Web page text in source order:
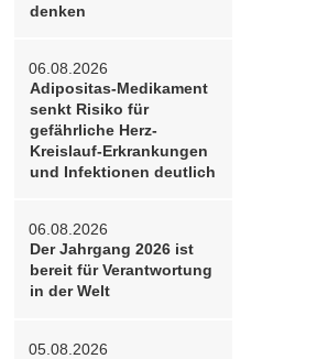
denken
06.08.2026
Adipositas-Medikament
senkt Risiko für
gefährliche Herz-
Kreislauf-Erkrankungen
und Infektionen deutlich
06.08.2026
Der Jahrgang 2026 ist
bereit für Verantwortung
in der Welt
05.08.2026